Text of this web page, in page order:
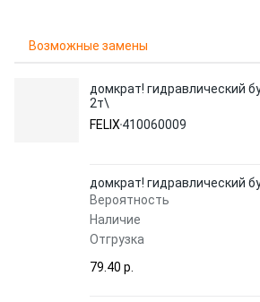
Возможные замены
домкрат! гидравлический
2т\
FELIX 410060009
домкрат! гидравлический
Вероятность
Наличие
Отгрузка
79.40 p.